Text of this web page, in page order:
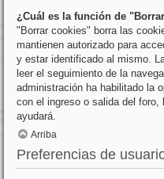
¿Cuál es la función de
"Borrar cookies" borra las
mantienen autorizado para
y estar identificado al mismo.
leer el seguimiento de la
administración ha habilitado la
con el ingreso o salida del
ayudará.
Arriba
Preferencias de